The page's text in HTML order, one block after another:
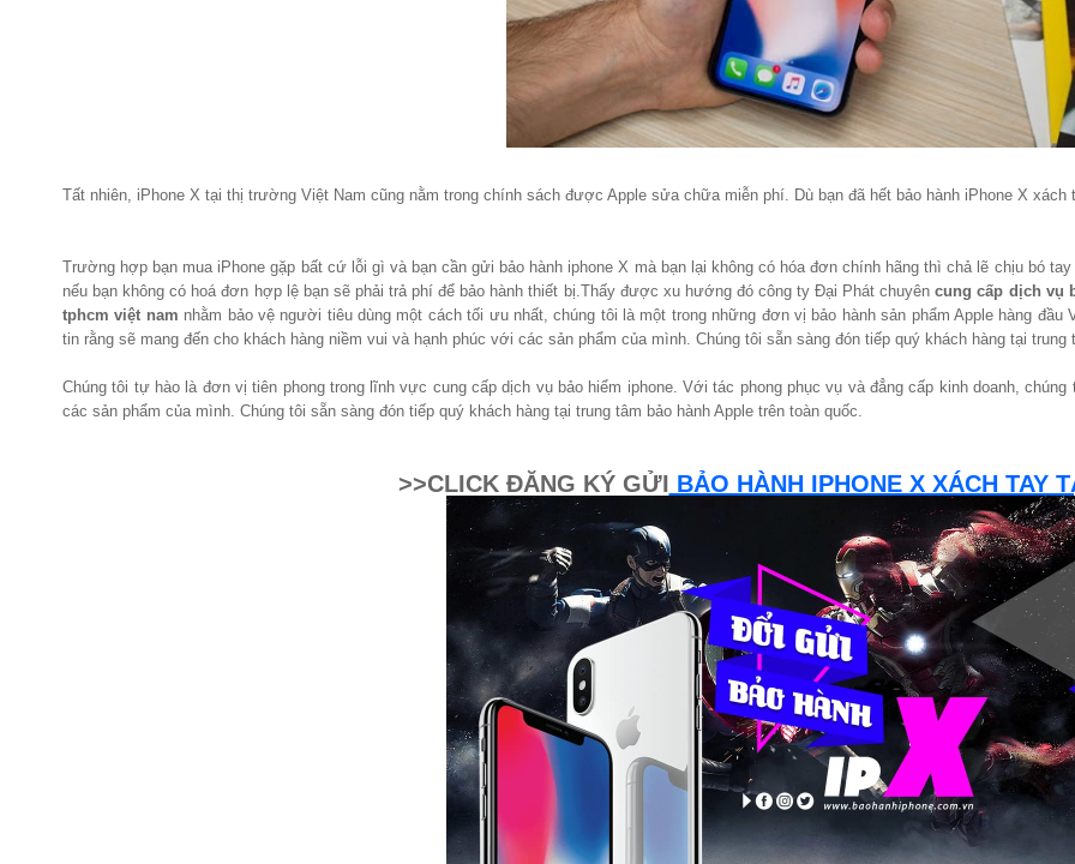
Tất nhiên, iPhone X tại thị trường Việt Nam cũng nằm trong chính sách được Apple sửa chữa miễn phí. Dù bạn đã hết bảo hành iPhone X
Trường hợp bạn mua iPhone gặp bất cứ lỗi gì và bạn cần gửi bảo hành iphone X mà bạn lại không có hóa đơn chính hãng thì chả lẽ chịu bó
nếu bạn không có hoá đơn hợp lệ bạn sẽ phải trả phí để bảo hành thiết bị.Thấy được xu hướng đó công ty Đại Phát chuyêncung cấp dịch vụ
tphcm việt nam nhằm bảo vệ người tiêu dùng một cách tối ưu nhất, chúng tôi là một trong những đơn vị bảo hành sản phẩm Apple hàng
tin rằng sẽ mang đến cho khách hàng niềm vui và hạnh phúc với các sản phẩm của mình. Chúng tôi sẵn sàng đón tiếp quý khách hàng tại trung
Chúng tôi tự hào là đơn vị tiên phong trong lĩnh vực cung cấp dịch vụ bảo hiểm iphone. Với tác phong phục vụ và đẳng cấp kinh doanh,
các sản phẩm của mình. Chúng tôi sẵn sàng đón tiếp quý khách hàng tại trung tâm bảo hành Apple trên toàn quốc.
>>CLICK ĐĂNG KÝ GỬI BẢO HÀNH IPHONE X XÁCH TAY